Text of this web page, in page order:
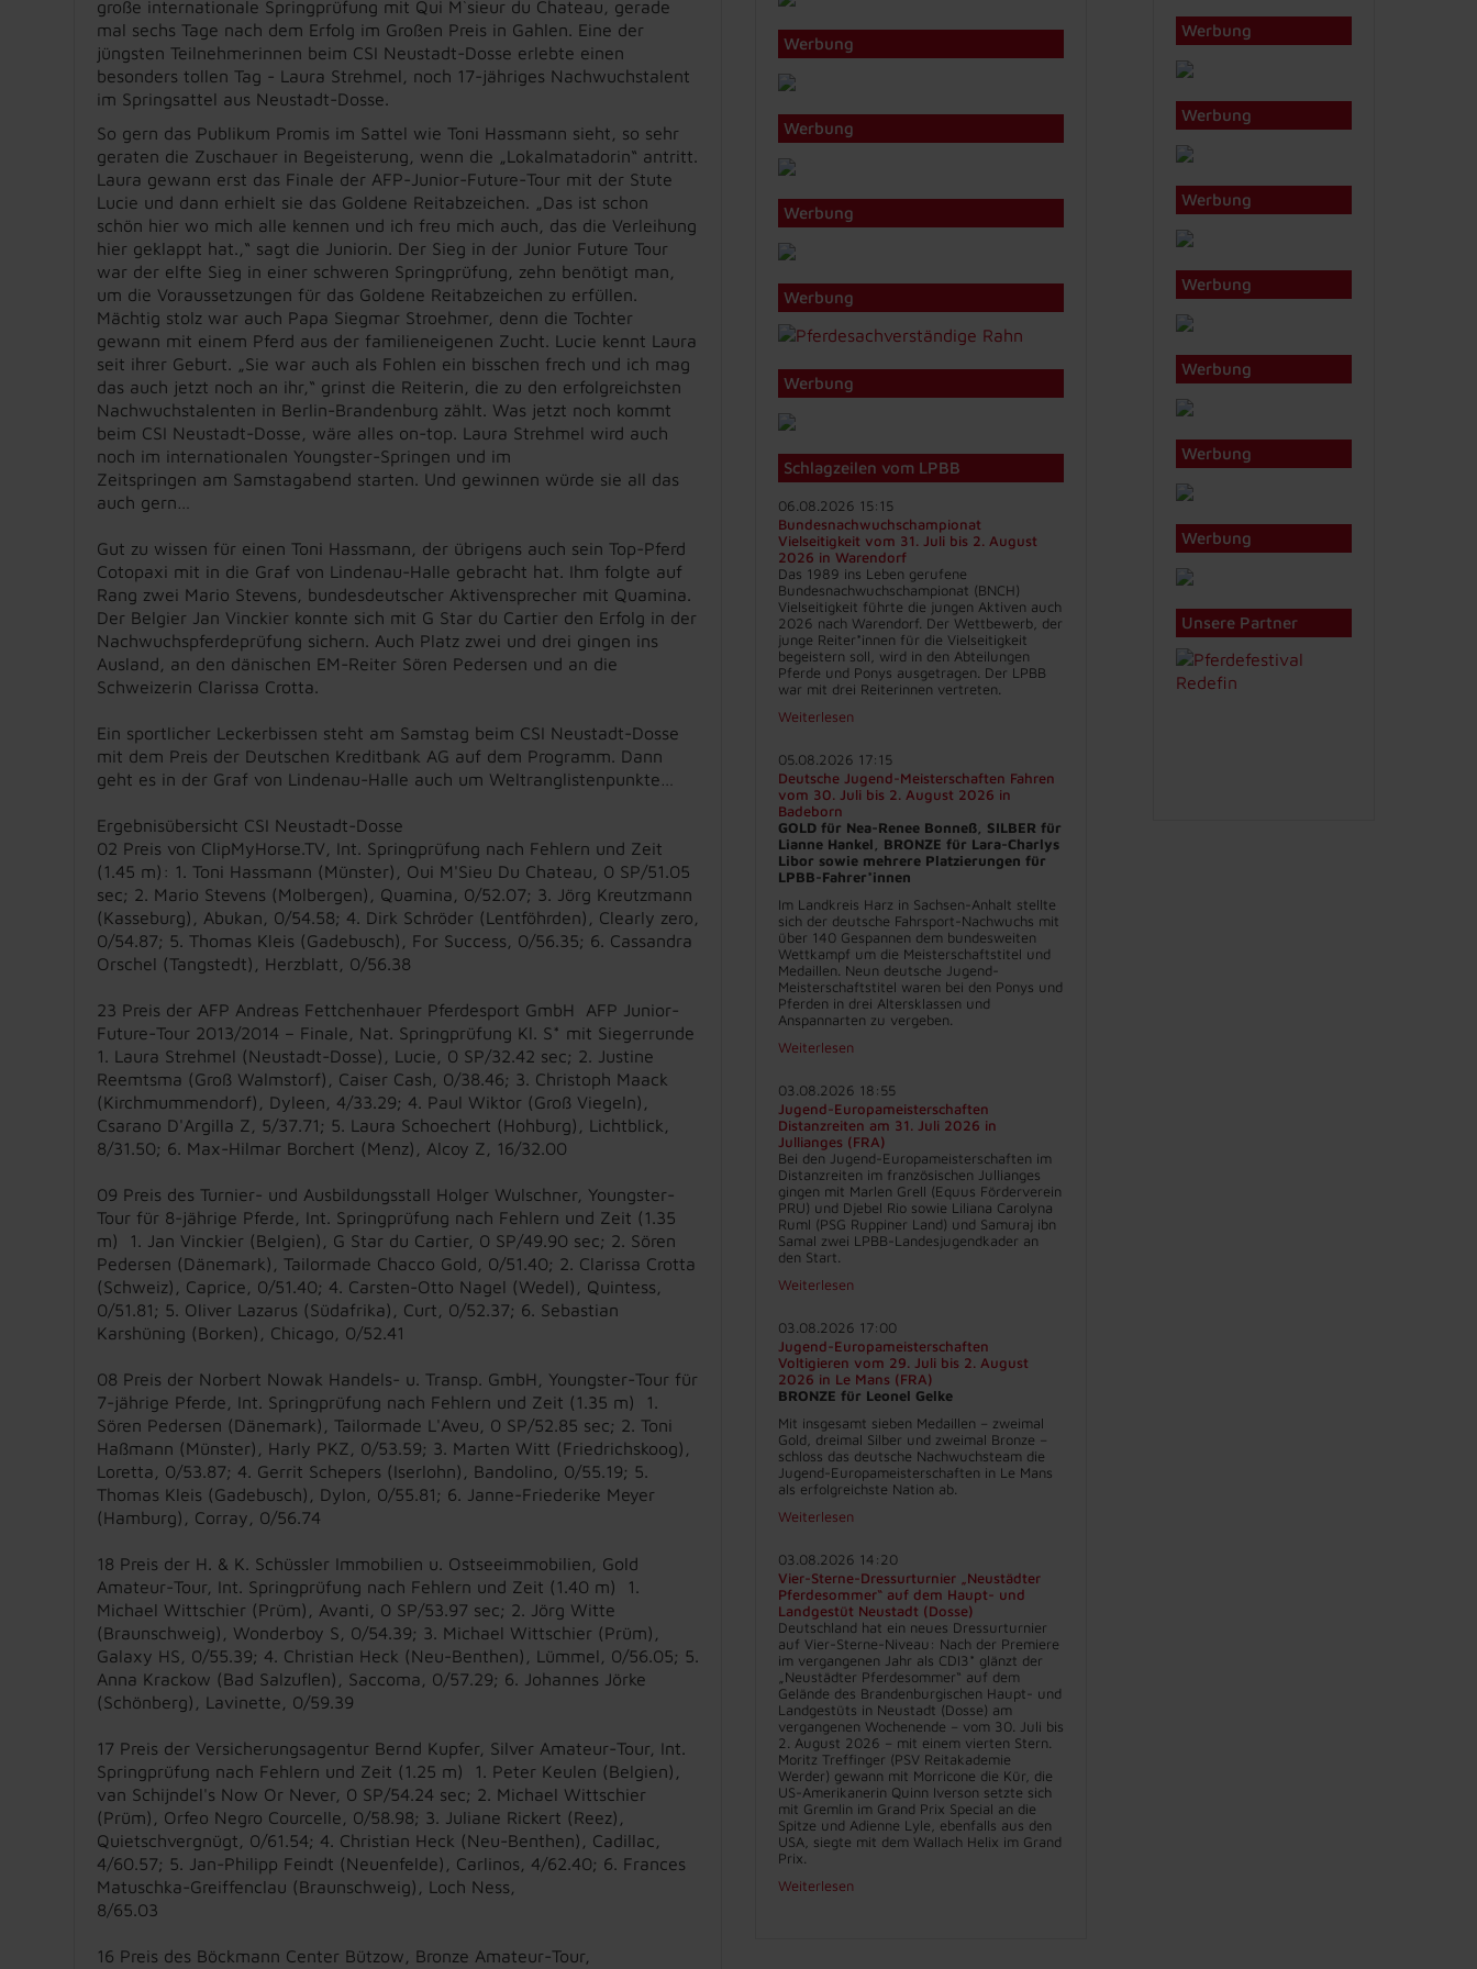
große internationale Springprüfung mit Qui M`sieur du Chateau, gerade
mal sechs Tage nach dem Erfolg im Großen Preis in Gahlen. Eine der
jüngsten Teilnehmerinnen beim CSI Neustadt-Dosse erlebte einen
besonders tollen Tag - Laura Strehmel, noch 17-jähriges Nachwuchstalent
im Springsattel aus Neustadt-Dosse.
So gern das Publikum Promis im Sattel wie Toni Hassmann sieht, so sehr
geraten die Zuschauer in Begeisterung, wenn die „Lokalmatadorin“ antritt.
Laura gewann erst das Finale der AFP-Junior-Future-Tour mit der Stute
Lucie und dann erhielt sie das Goldene Reitabzeichen. „Das ist schon
schön hier wo mich alle kennen und ich freu mich auch, das die Verleihung
hier geklappt hat.,“ sagt die Juniorin. Der Sieg in der Junior Future Tour
war der elfte Sieg in einer schweren Springprüfung, zehn benötigt man,
um die Voraussetzungen für das Goldene Reitabzeichen zu erfüllen.
Mächtig stolz war auch Papa Siegmar Stroehmer, denn die Tochter
gewann mit einem Pferd aus der familieneigenen Zucht. Lucie kennt Laura
seit ihrer Geburt. „Sie war auch als Fohlen ein bisschen frech und ich mag
das auch jetzt noch an ihr,“ grinst die Reiterin, die zu den erfolgreichsten
Nachwuchstalenten in Berlin-Brandenburg zählt. Was jetzt noch kommt
beim CSI Neustadt-Dosse, wäre alles on-top. Laura Strehmel wird auch
noch im internationalen Youngster-Springen und im
Zeitspringen am Samstagabend starten. Und gewinnen würde sie all das
auch gern…
Gut zu wissen für einen Toni Hassmann, der übrigens auch sein Top-Pferd
Cotopaxi mit in die Graf von Lindenau-Halle gebracht hat. Ihm folgte auf
Rang zwei Mario Stevens, bundesdeutscher Aktivensprecher mit Quamina.
Der Belgier Jan Vinckier konnte sich mit G Star du Cartier den Erfolg in der
Nachwuchspferdeprüfung sichern. Auch Platz zwei und drei gingen ins
Ausland, an den dänischen EM-Reiter Sören Pedersen und an die
Schweizerin Clarissa Crotta.
Ein sportlicher Leckerbissen steht am Samstag beim CSI Neustadt-Dosse
mit dem Preis der Deutschen Kreditbank AG auf dem Programm. Dann
geht es in der Graf von Lindenau-Halle auch um Weltranglistenpunkte…
Ergebnisübersicht CSI Neustadt-Dosse
02 Preis von ClipMyHorse.TV, Int. Springprüfung nach Fehlern und Zeit
(1.45 m): 1. Toni Hassmann (Münster), Oui M'Sieu Du Chateau, 0 SP/51.05
sec; 2. Mario Stevens (Molbergen), Quamina, 0/52.07; 3. Jörg Kreutzmann
(Kasseburg), Abukan, 0/54.58; 4. Dirk Schröder (Lentföhrden), Clearly zero,
0/54.87; 5. Thomas Kleis (Gadebusch), For Success, 0/56.35; 6. Cassandra
Orschel (Tangstedt), Herzblatt, 0/56.38
23 Preis der AFP Andreas Fettchenhauer Pferdesport GmbH AFP Junior-
Future-Tour 2013/2014 – Finale, Nat. Springprüfung Kl. S* mit Siegerrunde
1. Laura Strehmel (Neustadt-Dosse), Lucie, 0 SP/32.42 sec; 2. Justine
Reemtsma (Groß Walmstorf), Caiser Cash, 0/38.46; 3. Christoph Maack
(Kirchmummendorf), Dyleen, 4/33.29; 4. Paul Wiktor (Groß Viegeln),
Csarano D'Argilla Z, 5/37.71; 5. Laura Schoechert (Hohburg), Lichtblick,
8/31.50; 6. Max-Hilmar Borchert (Menz), Alcoy Z, 16/32.00
09 Preis des Turnier- und Ausbildungsstall Holger Wulschner, Youngster-
Tour für 8-jährige Pferde, Int. Springprüfung nach Fehlern und Zeit (1.35
m) 1. Jan Vinckier (Belgien), G Star du Cartier, 0 SP/49.90 sec; 2. Sören
Pedersen (Dänemark), Tailormade Chacco Gold, 0/51.40; 2. Clarissa Crotta
(Schweiz), Caprice, 0/51.40; 4. Carsten-Otto Nagel (Wedel), Quintess,
0/51.81; 5. Oliver Lazarus (Südafrika), Curt, 0/52.37; 6. Sebastian
Karshüning (Borken), Chicago, 0/52.41
08 Preis der Norbert Nowak Handels- u. Transp. GmbH, Youngster-Tour für
7-jährige Pferde, Int. Springprüfung nach Fehlern und Zeit (1.35 m) 1.
Sören Pedersen (Dänemark), Tailormade L'Aveu, 0 SP/52.85 sec; 2. Toni
Haßmann (Münster), Harly PKZ, 0/53.59; 3. Marten Witt (Friedrichskoog),
Loretta, 0/53.87; 4. Gerrit Schepers (Iserlohn), Bandolino, 0/55.19; 5.
Thomas Kleis (Gadebusch), Dylon, 0/55.81; 6. Janne-Friederike Meyer
(Hamburg), Corray, 0/56.74
18 Preis der H. & K. Schüssler Immobilien u. Ostseeimmobilien, Gold
Amateur-Tour, Int. Springprüfung nach Fehlern und Zeit (1.40 m) 1.
Michael Wittschier (Prüm), Avanti, 0 SP/53.97 sec; 2. Jörg Witte
(Braunschweig), Wonderboy S, 0/54.39; 3. Michael Wittschier (Prüm),
Galaxy HS, 0/55.39; 4. Christian Heck (Neu-Benthen), Lümmel, 0/56.05; 5.
Anna Krackow (Bad Salzuflen), Saccoma, 0/57.29; 6. Johannes Jörke
(Schönberg), Lavinette, 0/59.39
17 Preis der Versicherungsagentur Bernd Kupfer, Silver Amateur-Tour, Int.
Springprüfung nach Fehlern und Zeit (1.25 m) 1. Peter Keulen (Belgien),
van Schijndel's Now Or Never, 0 SP/54.24 sec; 2. Michael Wittschier
(Prüm), Orfeo Negro Courcelle, 0/58.98; 3. Juliane Rickert (Reez),
Quietschvergnügt, 0/61.54; 4. Christian Heck (Neu-Benthen), Cadillac,
4/60.57; 5. Jan-Philipp Feindt (Neuenfelde), Carlinos, 4/62.40; 6. Frances
Matuschka-Greiffenclau (Braunschweig), Loch Ness,
8/65.03
16 Preis des Böckmann Center Bützow, Bronze Amateur-Tour,
Werbung
Werbung
Werbung
Werbung
Werbung
Schlagzeilen vom LPBB
06.08.2026 15:15
Bundesnachwuchschampionat
Vielseitigkeit vom 31. Juli bis 2. August
2026 in Warendorf
Das 1989 ins Leben gerufene
Bundesnachwuchschampionat (BNCH)
Vielseitigkeit führte die jungen Aktiven auch
2026 nach Warendorf. Der Wettbewerb, der
junge Reiter*innen für die Vielseitigkeit
begeistern soll, wird in den Abteilungen
Pferde und Ponys ausgetragen. Der LPBB
war mit drei Reiterinnen vertreten.
Weiterlesen
05.08.2026 17:15
Deutsche Jugend-Meisterschaften Fahren
vom 30. Juli bis 2. August 2026 in
Badeborn
GOLD für Nea-Renee Bonneß, SILBER für
Lianne Hankel, BRONZE für Lara-Charlys
Libor sowie mehrere Platzierungen für
LPBB-Fahrer*innen
Im Landkreis Harz in Sachsen-Anhalt stellte
sich der deutsche Fahrsport-Nachwuchs mit
über 140 Gespannen dem bundesweiten
Wettkampf um die Meisterschaftstitel und
Medaillen. Neun deutsche Jugend-
Meisterschaftstitel waren bei den Ponys und
Pferden in drei Altersklassen und
Anspannarten zu vergeben.
Weiterlesen
03.08.2026 18:55
Jugend-Europameisterschaften
Distanzreiten am 31. Juli 2026 in
Jullianges (FRA)
Bei den Jugend-Europameisterschaften im
Distanzreiten im französischen Jullianges
gingen mit Marlen Grell (Equus Förderverein
PRU) und Djebel Rio sowie Liliana Carolyna
Ruml (PSG Ruppiner Land) und Samuraj ibn
Samal zwei LPBB-Landesjugendkader an
den Start.
Weiterlesen
03.08.2026 17:00
Jugend-Europameisterschaften
Voltigieren vom 29. Juli bis 2. August
2026 in Le Mans (FRA)
BRONZE für Leonel Gelke
Mit insgesamt sieben Medaillen – zweimal
Gold, dreimal Silber und zweimal Bronze –
schloss das deutsche Nachwuchsteam die
Jugend-Europameisterschaften in Le Mans
als erfolgreichste Nation ab.
Weiterlesen
03.08.2026 14:20
Vier-Sterne-Dressurturnier „Neustädter
Pferdesommer“ auf dem Haupt- und
Landgestüt Neustadt (Dosse)
Deutschland hat ein neues Dressurturnier
auf Vier-Sterne-Niveau: Nach der Premiere
im vergangenen Jahr als CDI3* glänzt der
„Neustädter Pferdesommer“ auf dem
Gelände des Brandenburgischen Haupt- und
Landgestüts in Neustadt (Dosse) am
vergangenen Wochenende – vom 30. Juli bis
2. August 2026 – mit einem vierten Stern.
Moritz Treffinger (PSV Reitakademie
Werder) gewann mit Morricone die Kür, die
US-Amerikanerin Quinn Iverson setzte sich
mit Gremlin im Grand Prix Special an die
Spitze und Adienne Lyle, ebenfalls aus den
USA, siegte mit dem Wallach Helix im Grand
Prix.
Weiterlesen
Werbung
Werbung
Werbung
Werbung
Werbung
Werbung
Werbung
Unsere Partner